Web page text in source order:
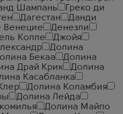
Шампань
Греко ди
Дагестан
Данди
Венецие
Денезли
Колле
Джойя
Долина
Бекаа
Долина
Драй Крик
Долина
Касабланка
Долина Коламбия
Долина Лейда
Долина Майпо